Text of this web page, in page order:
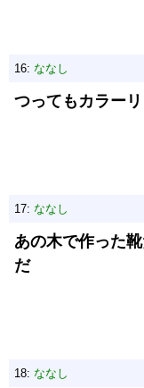
16: ななし
つってもカラー
17: ななし
あの木で作った
だ
18: ななし